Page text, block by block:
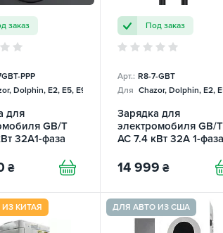
заказ
PPP
Dolphin, E2, E5, E9, Mercedes
для
GB/T
32A1-фаза
₴
Под заказ
Арт.: R8-7-GBT
Для Chazor, Dolphin, E2,
Зарядка для
электромобиля GB/T
AC 7.4 кВт 32А 1-фаза
REDAUTO
14 999 ₴
КИТАЯ ДЛЯ АВТО ИЗ США